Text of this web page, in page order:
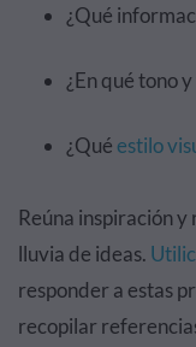
¿Qué
¿En qué tono
¿Quéestilo
Reúna inspiración
lluvia de ideas.
responder a estas
recopilar